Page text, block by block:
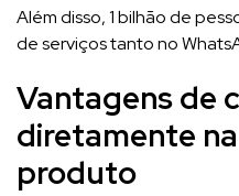
Além disso, 1 bilhão de
de serviços tanto no
Vantagens de
diretamente
produto